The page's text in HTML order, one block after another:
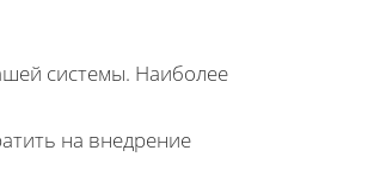
системы. Наиболее
на внедрение